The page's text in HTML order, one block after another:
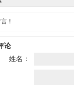
！
论
姓名：